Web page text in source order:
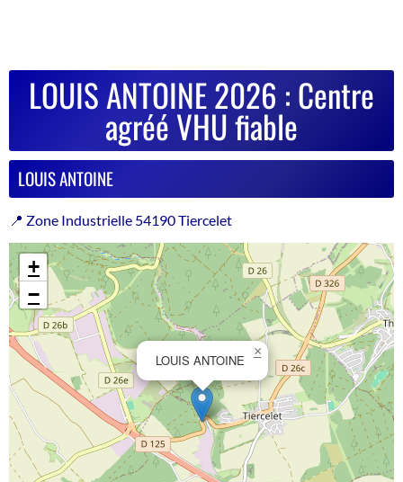
LOUIS ANTOINE 2026 : Centre
agréé VHU fiable
LOUIS ANTOINE
📍 Zone Industrielle 54190 Tiercelet
LOUIS ANTOINE
×
+
−